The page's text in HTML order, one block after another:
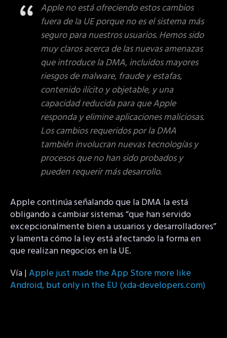
Apple no está ofreciendo estos cambios
fuera de la UE porque no es el sistema más
seguro para nuestros usuarios. Hemos sido
muy claros acerca de las nuevas amenazas
que introduce la DMA, incluidos mayores
riesgos de malware, fraude y estafas,
contenido ilícito y objetable, y una
capacidad reducida para que Apple
responda y elimine aplicaciones maliciosas.
Los cambios requeridos por la DMA
también involucran nuevas tecnologías y
procesos que no han sido probados y
pueden requerir más desarrollo.
Apple continúa señalando que la DMA la está
obligando a cambiar sistemas “que han servido
excepcionalmente bien a usuarios y desarrolladores”
y lamenta cómo la ley está afectando la forma en
que realizan negocios en la UE.
Vía |Apple just made the App Store more like
Android, but only in the EU (xda-developers.com)